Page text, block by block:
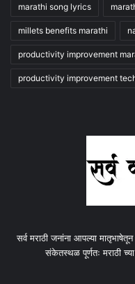
marathi song lyrics
millets benefits marathi
productivity improvement
productivity improvement
सर्व मराठी जनांना आपल्या मातृभाषेतून
संकेतस्थळ पूर्णतः मराठी